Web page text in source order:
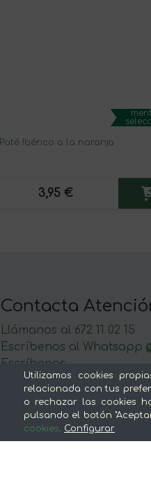
Paté Ibérico a la naranja
3,95 €
Contacta
Llámanos al 672 11 02 15
Escríbenos al Whatsapp
Escríbenos
De lunes a viernes de
Utilizamos cookies
relacionada con tus
o rechazar las cookies
pulsando el botón
cookies. Configurar